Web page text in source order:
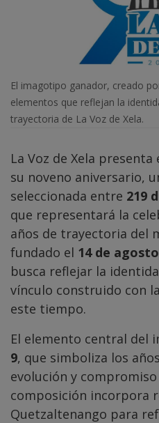
El imagotipo ganador, creado
elementos que reflejan la
trayectoria de La Voz de Xela.
La Voz de Xela
su noveno aniversario,
seleccionada entre 219
que representará la
años de trayectoria del
fundado el 14 de
busca reflejar la
vínculo construido con
este tiempo.
El elemento central del
9, que simboliza los
evolución y
composición incorpora
Quetzaltenango para